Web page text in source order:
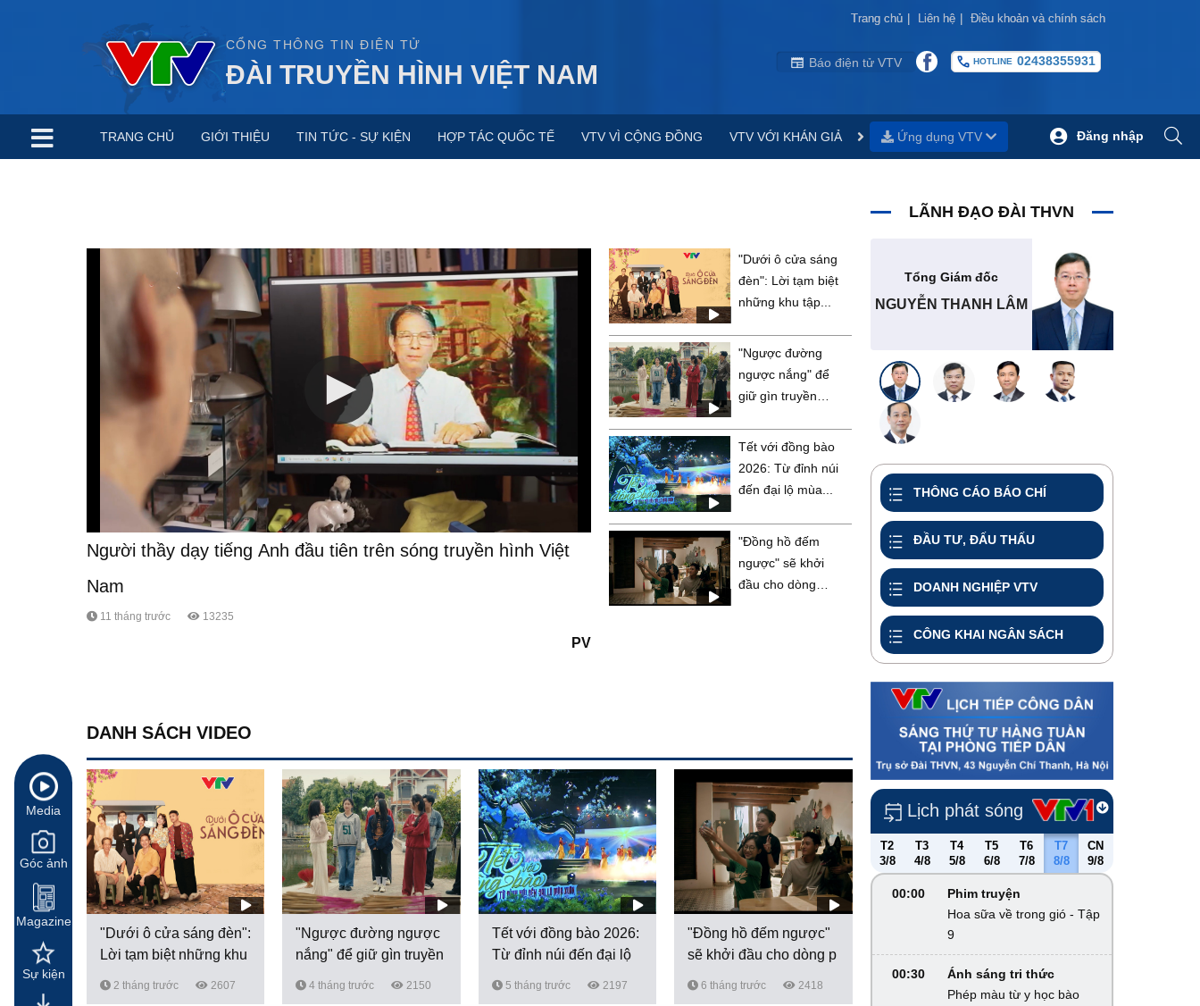
Trang chủ Liên hệ Điều khoản và chính sách
Trang chủ Liên hệ Điều khoản và chính sách
CỔNG THÔNG TIN ĐIỆN TỬ
ĐÀI TRUYỀN HÌNH VIỆT NAM Báo điện tử VTV HOTLINE 02438355931
TRANG CHỦ GIỚI THIỆU TIN TỨC - SỰ KIỆN HỢP TÁC QUỐC TẾ VTV VÌ CỘNG ĐỒNG VTV VỚI KHÁN GIẢ Ứng dụng VTV Đăng nhập
Media
Góc ảnh
Magazine
Sự kiện
Người thầy dạy tiếng Anh đầu tiên trên sóng truyền hình Việt
Nam
11 tháng trước 13235
PV
"Dưới ô cửa sáng
đèn": Lời tạm biệt
những khu tập...
"Ngược đường
ngược nắng" để
giữ gìn truyền
Tết với đồng bào
2026: Từ đỉnh núi
đến đại lộ mùa...
"Đồng hồ đếm
ngược" sẽ khởi
đầu cho dòng
DANH SÁCH VIDEO
"Dưới ô cửa sáng đèn":
Lời tạm biệt những khu
2 tháng trước 2607
"Ngược đường ngược
nắng" để giữ gìn truyền
4 tháng trước 2150
Tết với đồng bào 2026:
Từ đỉnh núi đến đại lộ
5 tháng trước 2197
"Đồng hồ đếm ngược"
sẽ khởi đầu cho dòng p
6 tháng trước 2418
LÃNH ĐẠO ĐÀI THVN
Tổng Giám đốc
NGUYỄN THANH LÂM
THÔNG CÁO BÁO CHÍ
ĐẦU TƯ, ĐẤU THẤU
DOANH NGHIỆP VTV
CÔNG KHAI NGÂN SÁCH
Lịch phát sóng
T2
3/8
T3
4/8
T4
5/8
T5
6/8
T6
7/8
T7
8/8
CN
9/8
00:00
Phim truyện
Hoa sữa về trong gió - Tập
9
00:30
Ánh sáng tri thức
Phép màu từ y học bào